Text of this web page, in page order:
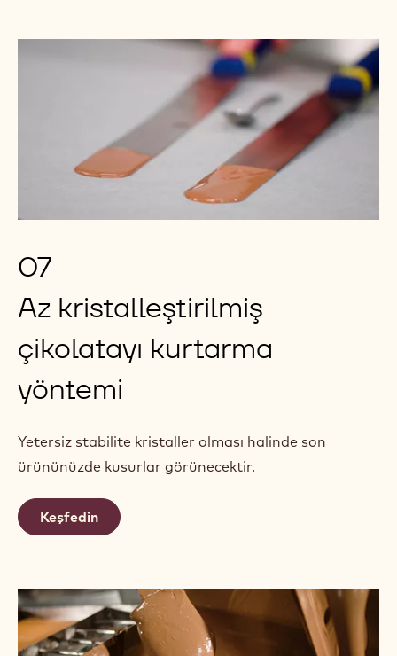
07
Az kristalleştirilmiş
çikolatayı kurtarma
yöntemi
Yetersiz stabilite kristaller olması halinde son
ürününüzde kusurlar görünecektir.
Keşfedin